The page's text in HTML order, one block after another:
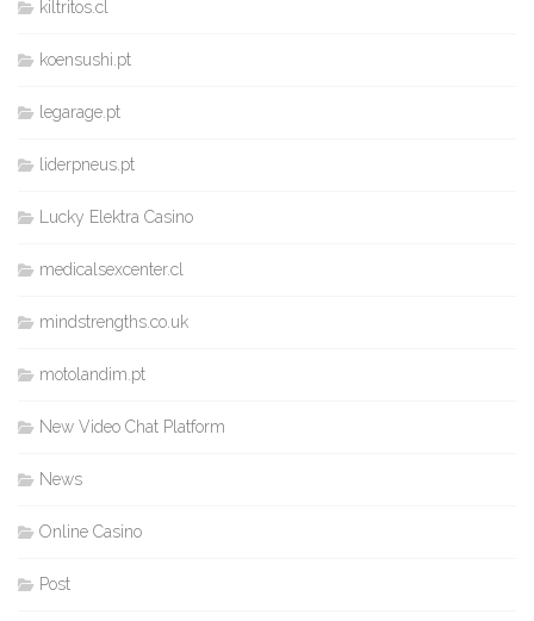
kiltritos.cl
koensushi.pt
legarage.pt
liderpneus.pt
Lucky Elektra Casino
medicalsexcenter.cl
mindstrengths.co.uk
motolandim.pt
New Video Chat Platform
News
Online Casino
Post